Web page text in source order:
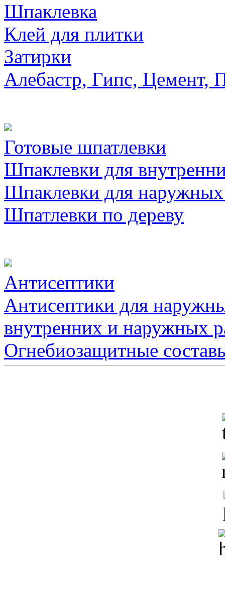
Шпаклевка
Клей для плитки
Затирки
Алебастр, Гипс, Цемент,
Готовые шпатлевки
Шпаклевки для
Шпаклевки для наружных
Шпатлевки по дереву
Антисептики
Антисептики для
внутренних и наружных
Огнебиозащитные